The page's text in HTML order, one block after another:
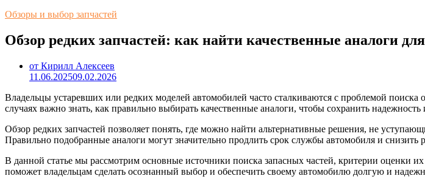
Обзоры и выбор запчастей
Обзор редких запчастей: как найти качественные аналоги
от Кирилл Алексеев
11.06.202509.02.2026
Владельцы устаревших или редких моделей автомобилей часто сталкиваются с проблемой
случаях важно знать, как правильно выбирать качественные аналоги, чтобы сохранить надежность
Обзор редких запчастей позволяет понять, где можно найти альтернативные решения, не
Правильно подобранные аналоги могут значительно продлить срок службы автомобиля и снизить
В данной статье мы рассмотрим основные источники поиска запасных частей, критерии оценки
поможет владельцам сделать осознанный выбор и обеспечить своему автомобилю долгую и